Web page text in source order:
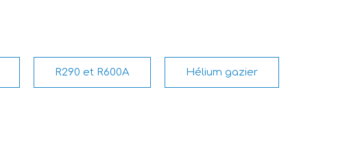
R290 et R600A Hélium gazier